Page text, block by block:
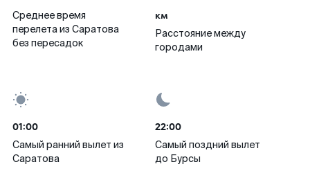
Среднее время
перелета из Саратова
без пересадок
км
Расстояние между
городами
01:00
Самый ранний вылет из
Саратова
22:00
Самый поздний вылет
до Бурсы